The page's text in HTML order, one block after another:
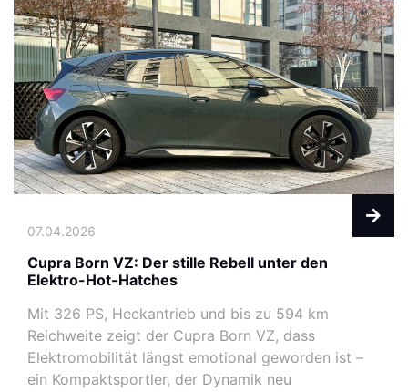
07.04.2026
Cupra Born VZ: Der stille Rebell unter den
Elektro-Hot-Hatches
Mit 326 PS, Heckantrieb und bis zu 594 km
Reichweite zeigt der Cupra Born VZ, dass
Elektromobilität längst emotional geworden ist –
ein Kompaktsportler, der Dynamik neu